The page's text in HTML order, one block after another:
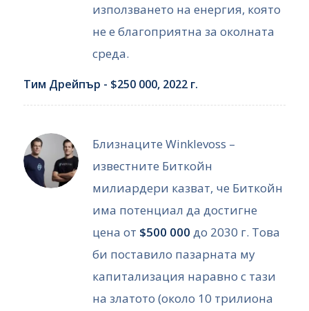
използването на енергия, която
не е благоприятна за околната
среда.
Тим Дрейпър - $250 000, 2022 г.
Близнаците Winklevoss –
известните Биткойн
милиардери казват, че Биткойн
има потенциал да достигне
цена от $500 000 до 2030 г. Това
би поставило пазарната му
капитализация наравно с тази
на златото (около 10 трилиона